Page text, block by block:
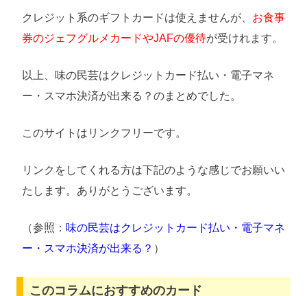
クレジット系のギフトカードは使えませんが、 お食事
券のジェフグルメカードやJAFの優待が受けれます。
以上、味の民芸はクレジットカード払い・電子マネ
ー・スマホ決済が出来る？のまとめでした。
このサイトはリンクフリーです。
リンクをしてくれる方は下記のような感じでお願いい
たします。ありがとうございます。
（参照： 味の民芸はクレジットカード払い・電子マネ
ー・スマホ決済が出来る？ ）
このコラムにおすすめのカード